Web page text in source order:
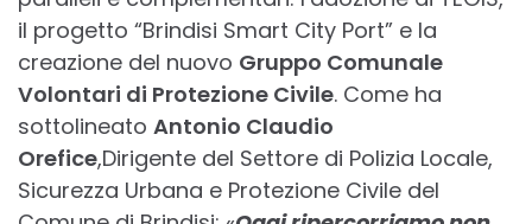
il progetto “Brindisi Smart City Port” e la
creazione del nuovo Gruppo Comunale
Volontari di Protezione Civile. Come ha
sottolineato Antonio Claudio
Orefice,Dirigente del Settore di Polizia Locale,
Sicurezza Urbana e Protezione Civile del